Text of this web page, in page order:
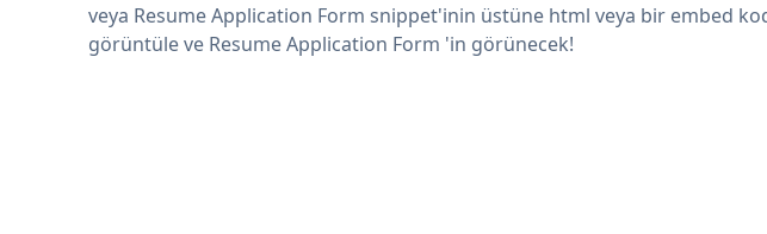
veya Resume Application Form snippet'inin üstüne html veya bir embed
görüntüle ve Resume Application Form 'in görünecek!